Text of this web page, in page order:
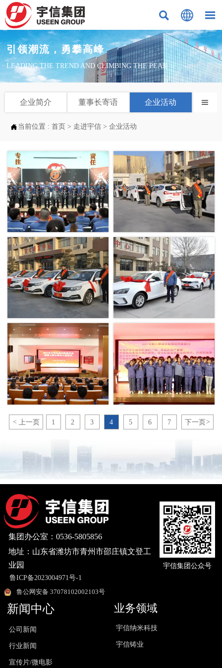
  
引领潮流，勇攀高峰
LEADING THE TREND AND CLIMBING THE PEAK
企业简介 董事长寄语 企业活动 
 当前位置 : 首页 > 走进宇信 > 企业活动
< 上一页 1 2 3 4 5 6 7 下一页>
集团办公室：0536-5805856
地址：山东省潍坊市青州市邵庄镇文登工
业园
鲁ICP备2023004971号-1
鲁公网安备 37078102002103号
宇信集团公众号
新闻中心
公司新闻
行业新闻
宣传片/微电影
业务领域
宇信纳米科技
宇信铸业